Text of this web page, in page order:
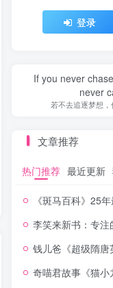
登录
If you never
never
若不去追逐梦想
文章推荐
热门推荐 最近更新
《斑马百科》25
李笑来新书：专注
钱儿爸《超级隋唐英雄传
奇喵君故事《猫小九历险